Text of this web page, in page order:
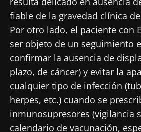
fiable de la gravedad clínica
Por otro lado, el paciente con
ser objeto de un seguimiento
confirmar la ausencia de
plazo, de cáncer) y evitar la
cualquier tipo de infección
herpes, etc.) cuando se
inmunosupresores (vigilancia
calendario de vacunación,